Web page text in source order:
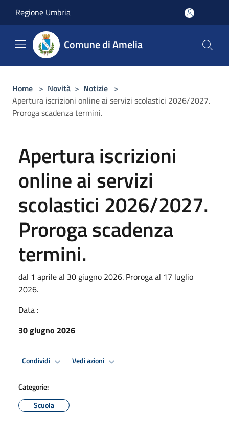
Regione Umbria
Comune di Amelia
Home > Novità > Notizie >
Apertura iscrizioni online ai servizi scolastici 2026/2027.
Proroga scadenza termini.
Apertura iscrizioni
online ai servizi
scolastici 2026/2027.
Proroga scadenza
termini.
dal 1 aprile al 30 giugno 2026. Proroga al 17 luglio
2026.
Data :
30 giugno 2026
Condividi Vedi azioni
Categorie:
Scuola